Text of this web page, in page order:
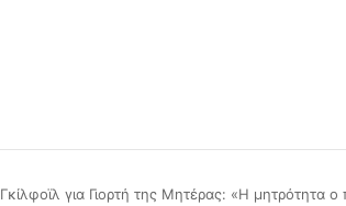
Γκίλφοϊλ για Γιορτή της Μητέρας: «Η μητρότητα